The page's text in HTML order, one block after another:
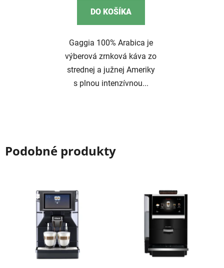
DO KOŠÍKA
Gaggia 100% Arabica je
výberová zrnková káva zo
strednej a južnej Ameriky
s plnou intenzívnou...
Podobné produkty